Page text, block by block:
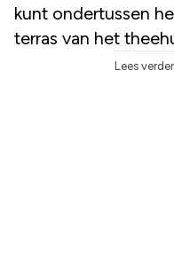
kunt ondertussen
terras van het
Lees